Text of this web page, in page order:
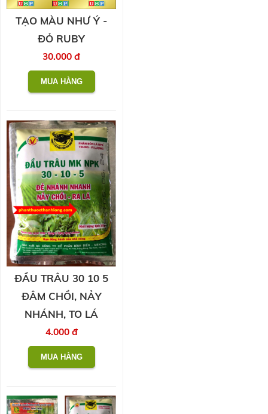
TẠO MÀU NHƯ Ý -
ĐỎ RUBY
30.000 đ
ĐẦU TRÂU 30 10 5
ĐÂM CHỒI, NẢY
NHÁNH, TO LÁ
4.000 đ